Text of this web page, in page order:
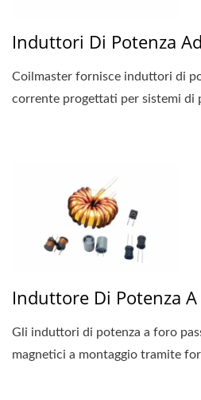
Induttori Di Potenza
Coilmaster fornisce induttori di
corrente progettati per sistemi di
Induttore Di Potenza
Gli induttori di potenza a foro
magnetici a montaggio tramite